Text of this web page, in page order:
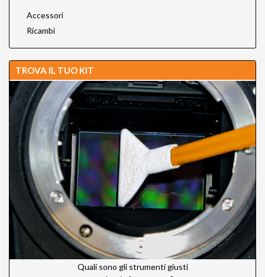
Accessori
Ricambi
TROVA IL TUO KIT
Quali sono gli strumenti giusti